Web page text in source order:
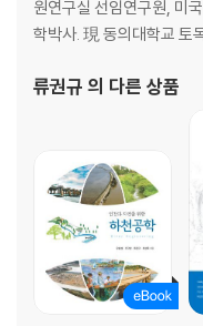
3.6 Gauss-Seidel법
3.8 역행렬
CHAPTER 04 비선형방정식
4.1 단일 변수 비선형방정식
4.2 다항식의 해
4.3 비선형연립방정식
CHAPTER 05 보간
원연구실 선임연구원,
학박사. 現 동의대학교 토
류권규 의 다른 상품